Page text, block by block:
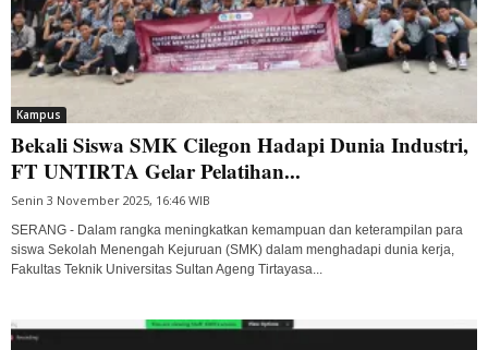
Kampus
Bekali Siswa SMK Cilegon Hadapi Dunia Industri,
FT UNTIRTA Gelar Pelatihan...
Senin 3 November 2025, 16:46 WIB
SERANG - Dalam rangka meningkatkan kemampuan dan keterampilan para
siswa Sekolah Menengah Kejuruan (SMK) dalam menghadapi dunia kerja,
Fakultas Teknik Universitas Sultan Ageng Tirtayasa...